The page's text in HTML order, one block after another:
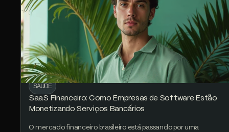
SAÚDE
SaaS Financeiro: Como Empresas de Software Estão
Monetizando Serviços Bancários
O mercado financeiro brasileiro está passando por uma